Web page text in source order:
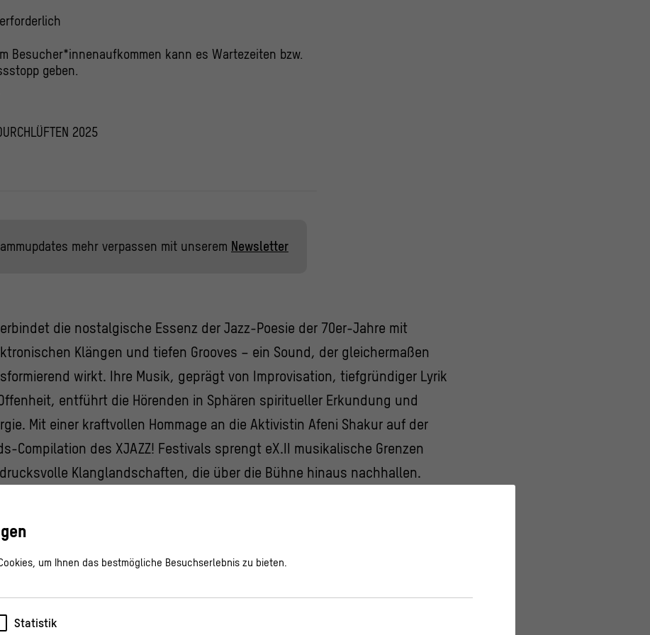
Besucher*innenaufkommen kann es Wartezeiten bzw.
geben.
2025
mehr verpassen mit unserem Newsletter
die nostalgische Essenz der Jazz-Poesie der 70er-Jahre mit
Klängen und tiefen Grooves – ein Sound, der gleichermaßen
wirkt. Ihre Musik, geprägt von Improvisation, tiefgründiger Lyrik
entführt die Hörenden in Sphären spiritueller Erkundung und
Mit einer kraftvollen Hommage an die Aktivistin Afeni Shakur auf der
Compilation des XJAZZ! Festivals sprengt eX.II musikalische Grenzen
Klanglandschaften, die über die Bühne hinaus nachhallen.
X XJAZZ!
ins Rampenlicht zu rücken, die nicht nur auf der Bühne stehen,
um Ihnen das bestmögliche Besuchserlebnis zu bieten.
Statistik